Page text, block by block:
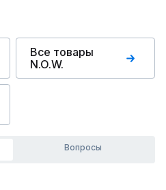
Все товары
N.O.W.
Вопросы